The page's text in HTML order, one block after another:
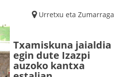
Urretxu eta Zumarraga
Txamiskuna jaialdia
egin dute Izazpi
auzoko kantxa